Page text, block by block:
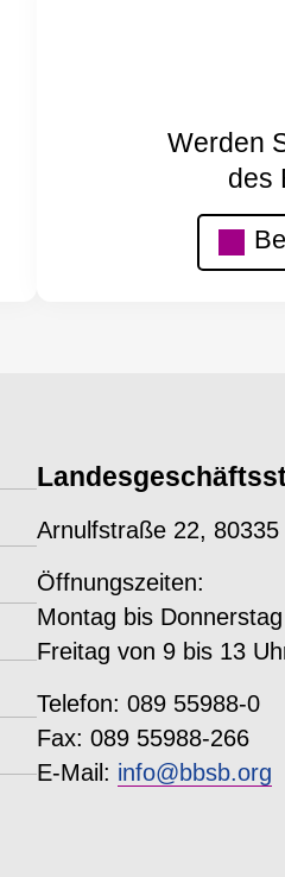
Werden
des
Arnulfstraße 22, 80335
Öffnungszeiten:
Montag bis
Freitag von 9 bis 13
Telefon: 089 55988-0
Fax: 089 55988-266
E-Mail: info@bbsb.org